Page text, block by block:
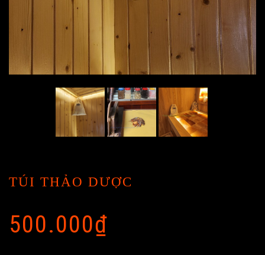
TÚI THẢO DƯỢC
500.000₫